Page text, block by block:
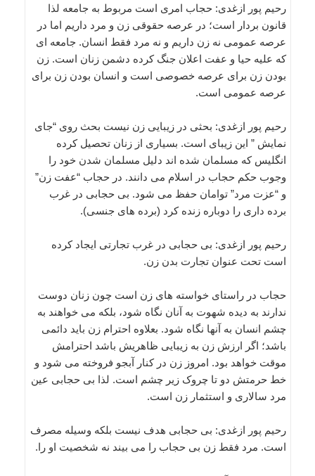
رحیم پور ازغدی: حجاب امری است مربوط به جامعه لذا
قانون بردار است؛ در عرصه حقوقی زن و مرد داریم اما در
عرصه عمومی نه زن داریم و نه مرد فقط انسان. جامعه ای
که علیه حیا و عفت اعلان جنگ کرده دشمن زنان است. زن
بودن زن برای عرصه خصوصی است و انسان بودن زن برای
عرصه عمومی است.
رحیم پور ازغدی: بحثی در زیبایی زن نیست بحث روی “جای
نمایش ” این زیبای است. بسیاری از زنان تحصیل کرده
انگلیس که مسلمان شده اند دلیل مسلمان شدن خود را
وجوب حکم حجاب در اسلام می دانند. در حجاب “عفت زن”
و “عزت مرد” توامان حفظ می شود. بی حجابی در غرب
برده داری را دوباره زنده کرد (برده های جنسی).
رحیم پور ازغدی: بی حجابی در غرب تجارتی ایجاد کرده
است تحت عنوان تجارت بدن زن.
حجاب در راستای خواسته های زن است چون زنان دوست
ندارند به دیده شهوت به آنان نگاه شود، بلکه می خواهند به
چشم انسان به آنها نگاه شود. بعلاوه احترام زن باید دائمی
باشد؛ اگر ارزش زن به زیبایی ظاهریش باشد احترامش
موقت خواهد بود. امروز زن در کنار آبجو فروخته می شود و
خط حرمتش دو تا چروک زیر چشم است. لذا بی حجابی عین
مرد سالاری و استثمار زن است.
رحیم پور ازغدی: بی حجابی هدف نیست بلکه وسیله مصرف
است. مرد فقط زن بی حجاب را می بیند نه شخصیت او را.